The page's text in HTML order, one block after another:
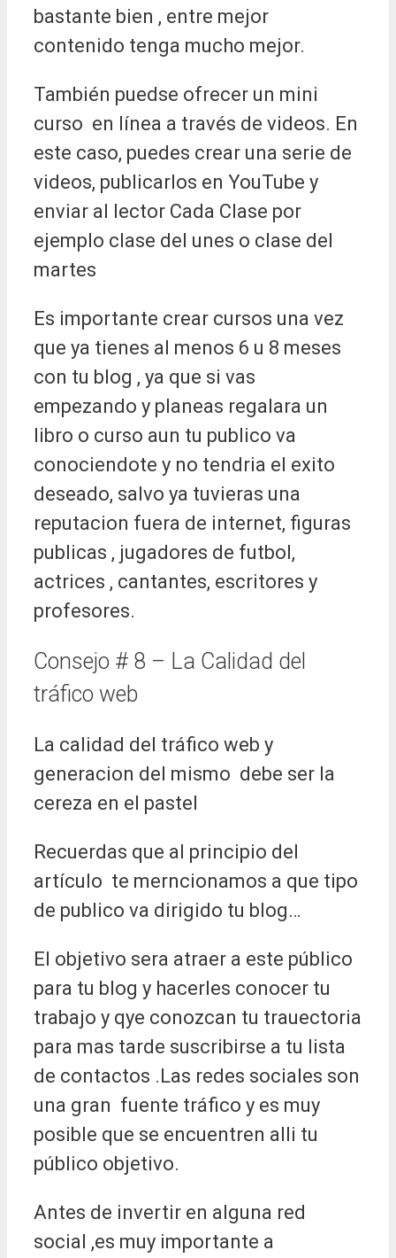
bastante bien , entre mejor
contenido tenga mucho mejor.
También puedse ofrecer un mini
curso en línea a través de videos. En
este caso, puedes crear una serie de
videos, publicarlos en YouTube y
enviar al lector Cada Clase por
ejemplo clase del unes o clase del
martes
Es importante crear cursos una vez
que ya tienes al menos 6 u 8 meses
con tu blog , ya que si vas
empezando y planeas regalara un
libro o curso aun tu publico va
conociendote y no tendria el exito
deseado, salvo ya tuvieras una
reputacion fuera de internet, figuras
publicas , jugadores de futbol,
actrices , cantantes, escritores y
profesores.
Consejo # 8 – La Calidad del
tráfico web
La calidad del tráfico web y
generacion del mismo debe ser la
cereza en el pastel
Recuerdas que al principio del
artículo te merncionamos a que tipo
de publico va dirigido tu blog…
El objetivo sera atraer a este público
para tu blog y hacerles conocer tu
trabajo y qye conozcan tu trauectoria
para mas tarde suscribirse a tu lista
de contactos .Las redes sociales son
una gran fuente tráfico y es muy
posible que se encuentren alli tu
público objetivo.
Antes de invertir en alguna red
social ,es muy importante a